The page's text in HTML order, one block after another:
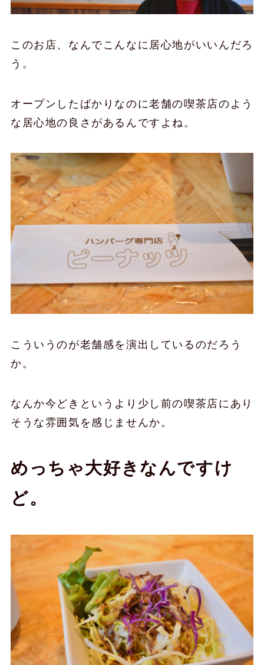
このお店、なんでこんなに居心地がいいんだろ
う。
オープンしたばかりなのに老舗の喫茶店のよう
な居心地の良さがあるんですよね。
こういうのが老舗感を演出しているのだろう
か。
なんか今どきというより少し前の喫茶店にあり
そうな雰囲気を感じませんか。
めっちゃ大好きなんですけ
ど。